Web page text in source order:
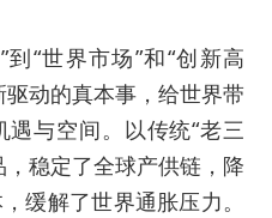
“世界市场”和“创新高
动的真本事，给世界带
与空间。以传统“老三
稳定了全球产供链，降
缓解了世界通胀压力。